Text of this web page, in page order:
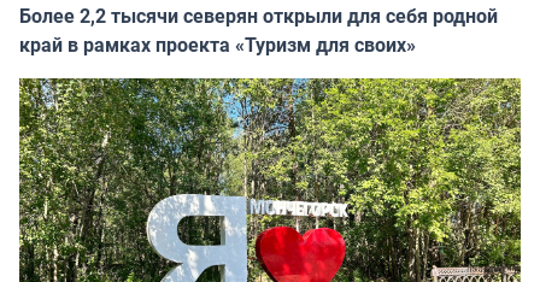
Более 2,2 тысячи северян открыли для себя родной
край в рамках проекта «Туризм для своих»